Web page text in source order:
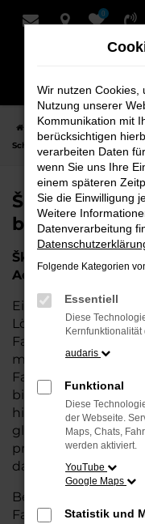
Zum
0
Startseite Achim
Schmidt + Koch
Škoda
bei Schmidt +
Škoda
Achim
Eine Škoda
Lösung für all
Fahrzeug zu
möchten. Wenn Sie
Fahrzeug suchen,
bietet – von
hin zu einer
gleichzeitig von
profitieren wollen,
das Richtige für Sie.
Bei einer
Fahrzeuge, die nur
Wir nutzen Cookies,
Nutzung unserer
Kommunikation mit
berücksichtigen
verarbeiten Daten
wenn Sie uns Ihre
einem späteren
Sie die Einwilligung
Weitere
Datenverarbeitung
Folgende Kategorien
Essentiell
Diese
audaris
Funktional
Diese
der Webseite.
Maps, Chats,
werden aktiviert.
YouTube
Google Maps
Statistik und